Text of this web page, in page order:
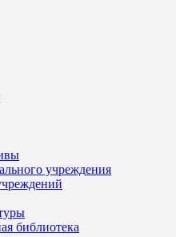
учреждения
библиотека